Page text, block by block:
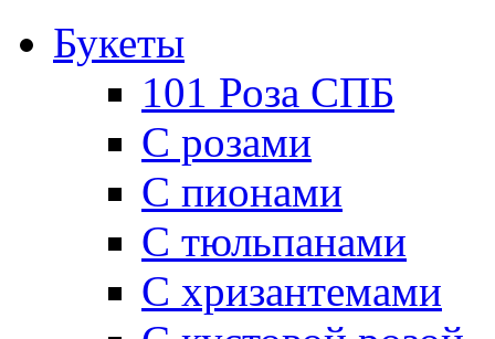
Букеты
101 Роза СПБ
С розами
С пионами
С тюльпанами
С хризантемами